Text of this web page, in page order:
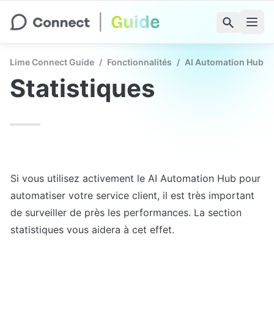
Lime Connect Guide / Fonctionnalités / AI Automation Hub
Statistiques
Si vous utilisez activement le AI Automation Hub pour
automatiser votre service client, il est très important
de surveiller de près les performances. La section
statistiques vous aidera à cet effet.